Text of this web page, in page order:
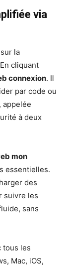
via
la
cliquant
connexion. Il
par code ou
appelée
à deux
mon
essentielles.
des
suivre les
sans
tous les
Mac, iOS,